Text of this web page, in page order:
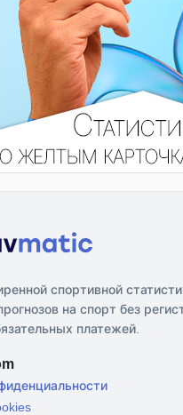
спортивной
на спорт без
платежей.